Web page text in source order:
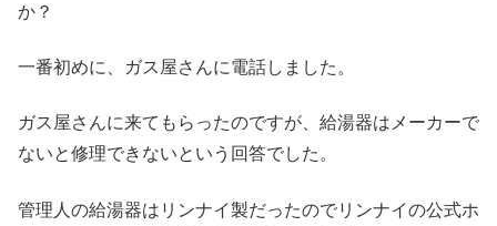
か？
一番初めに、ガス屋さんに電話しました。
ガス屋さんに来てもらったのですが、給湯器はメーカーで
ないと修理できないという回答でした。
管理人の給湯器はリンナイ製だったのでリンナイの公式ホ